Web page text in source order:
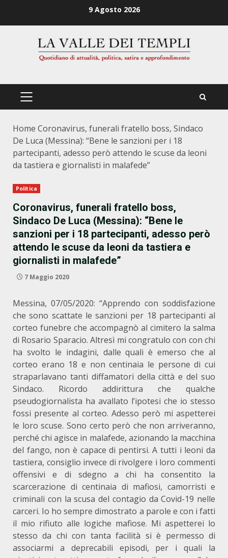
9 Agosto 2026
PRIMÄRES
Home Coronavirus, funerali fratello boss, Sindaco
De Luca (Messina): “Bene le sanzioni per i 18
partecipanti, adesso però attendo le scuse da leoni
da tastiera e giornalisti in malafede”
Politica
Coronavirus, funerali fratello boss,
Sindaco De Luca (Messina): “Bene le
sanzioni per i 18 partecipanti, adesso però
attendo le scuse da leoni da tastiera e
giornalisti in malafede”
7 Maggio 2020
Messina, 07/05/2020: “Apprendo con soddisfazione
che sono scattate le sanzioni per 18 partecipanti al
corteo funebre che accompagnò al cimitero la salma
di Rosario Sparacio. Altresì mi congratulo con con chi
ha svolto le indagini, dalle quali è emerso che al
corteo erano 18 e non centinaia le persone di cui
straparlavano tanti diffamatori della città e del suo
Sindaco. Ricordo addirittura che qualche
pseudogiornalista ha avallato l’ipotesi che io stesso
fossi presente al corteo. Adesso però mi aspetterei
le loro scuse. Sono certo però che non arriveranno,
perché chi agisce in malafede, azionando la macchina
del fango, non è capace di pentirsi. A tutti i leoni da
tastiera, consiglio invece di rivolgere i loro commenti
offensivi e di sdegno a chi ha consentito la
scarcerazione di centinaia di mafiosi, camorristi e
criminali con la scusa del contagio da Covid-19 nelle
carceri. Io ho sempre dimostrato a parole e con i fatti
il mio rifiuto alle logiche mafiose. Mi aspetterei lo
stesso da chi con tanta facilità si è permesso di
associarmi a deprecabili episodi, per i quali la